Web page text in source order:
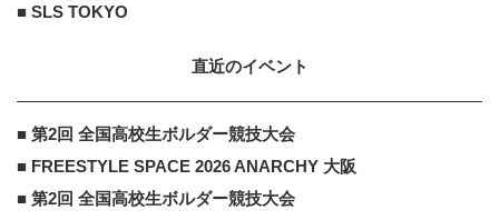
■ SLS TOKYO
直近のイベント
■ 第2回 全国高校生ボルダー競技大会
■ FREESTYLE SPACE 2026 ANARCHY 大阪
■ 第2回 全国高校生ボルダー競技大会